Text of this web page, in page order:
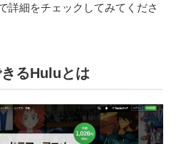
詳細をチェックしてみてくださ
るHuluとは